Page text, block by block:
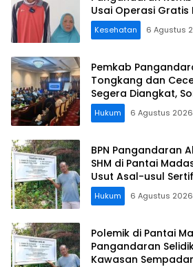
Usai Operasi Gratis
Kesehatan 6 Agustus
Pemkab
Tongkang dan
Segera Diangkat,
Koordinasi
Hukum 6 Agustus 2026
BPN Pangandaran
SHM di Pantai
Usut Asal-usul
Hukum 6 Agustus 2026
Polemik di Pantai
Pangandaran
Kawasan